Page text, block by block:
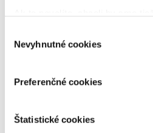
polohe s presnosťou na
skenovaním konkrétnych
prstov).
údaje, nájdete v časti s
súhlasu
Nevyhnutné cookies
Preferenčné cookies
Štatistické cookies